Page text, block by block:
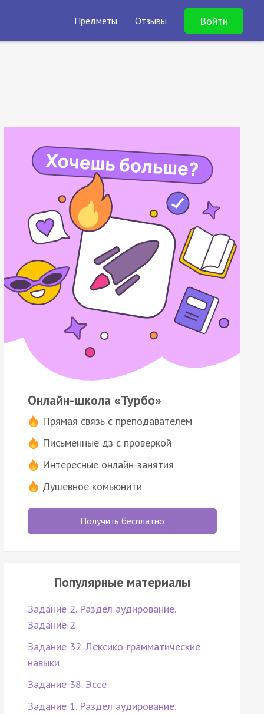
Предметы Отзывы Войти
Онлайн-школа «Турбо»
Прямая связь с преподавателем
Письменные дз с проверкой
Интересные онлайн-занятия
Душевное комьюнити
Получить бесплатно
Популярные материалы
Задание 2. Раздел аудирование.
Задание 2
Задание 32. Лексико-грамматические
навыки
Задание 38. Эссе
Задание 1. Раздел аудирование.